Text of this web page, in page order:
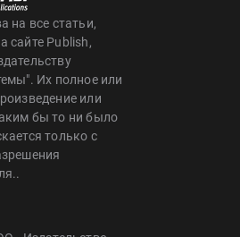
на все статьи,
сайте Publish,
Их полное или
или
бы то ни было
только с